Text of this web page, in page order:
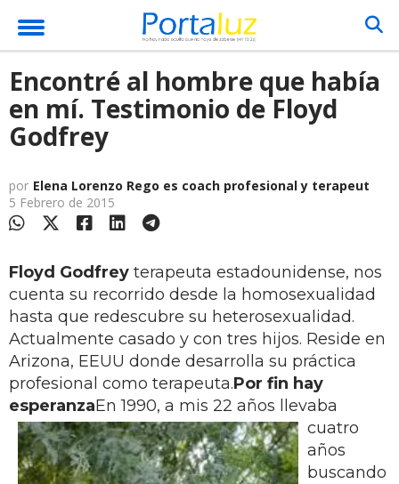
Encontré al hombre que había
en mí. Testimonio de Floyd
Godfrey
por Elena Lorenzo Rego es coach profesional y terapeut
5 Febrero de 2015
Floyd Godfrey terapeuta estadounidense, nos
cuenta su recorrido desde la homosexualidad
hasta que redescubre su heterosexualidad.
Actualmente casado y con tres hijos. Reside en
Arizona, EEUU donde desarrolla su práctica
profesional como terapeuta.Por fin hay
esperanzaEn 1990, a mis 22 años llevaba
cuatro
años
buscando